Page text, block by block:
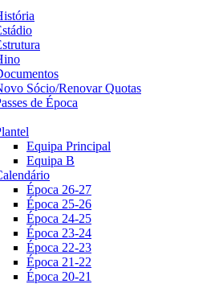
Sócio/Renovar Quotas
de Época
Equipa Principal
Equipa B
Época 26-27
Época 25-26
Época 24-25
Época 23-24
Época 22-23
Época 21-22
Época 20-21